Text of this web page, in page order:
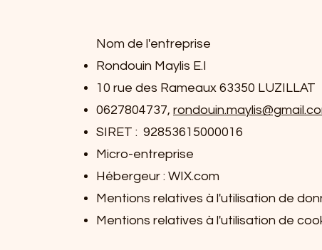
Nom de l'entreprise
Rondouin Maylis E.I
10 rue des Rameaux 63350 LUZILLAT
0627804737, rondouin.maylis
SIRET : 92853615000016
Micro-entreprise
Hébergeur : WIX.com
Mentions relatives à l'utilisation de
Mentions relatives à l'utilisation de